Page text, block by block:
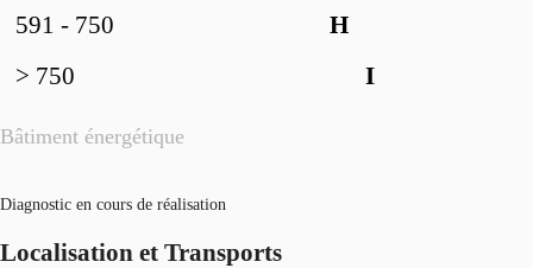
Bâtiment énergétique
H
591 - 750
I
> 750
Diagnostic en cours de réalisation
Localisation et Transports